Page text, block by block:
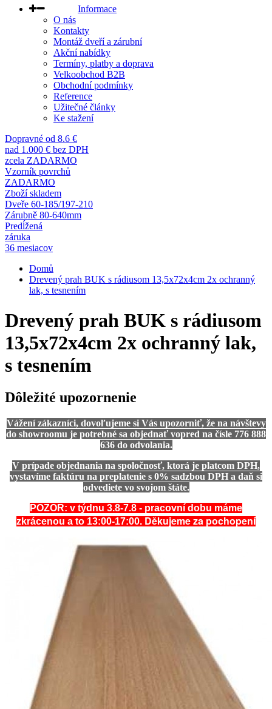
Informace
O nás
Kontakty
Montáž dveří a zárubní
Akční nabídky
Termíny, platby a doprava
Velkoobchod B2B
Obchodní podmínky
Reference
Užitečné články
Ke stažení
Dopravné od 8.6 €
nad 1.000 € bez DPH
zcela ZADARMO
Vzorník povrchů
ZADARMO
Zboží skladem
Dveře 60-185/197-210
Zárubně 80-640mm
Predĺžená
záruka
36 mesiacov
Domů
Drevený prah BUK s rádiusom 13,5x72x4cm 2x ochranný
lak, s tesnením
Drevený prah BUK s rádiusom
13,5x72x4cm 2x ochranný lak,
s tesnením
Dôležité upozornenie
Vážení zákazníci, dovoľujeme si Vás upozorniť, že na návštevy
do showroomu je potrebné sa objednať vopred na čísle 776 888
636 do odvolania.
V prípade objednania na spoločnosť, ktorá je platcom DPH,
vystavíme faktúru na preplatenie s 0% sadzbou DPH a daň si
odvediete vo svojom štáte.
POZOR: v týdnu 3.8-7.8 - pracovní dobu máme
zkrácenou a to 13:00-17:00. Děkujeme za pochopení